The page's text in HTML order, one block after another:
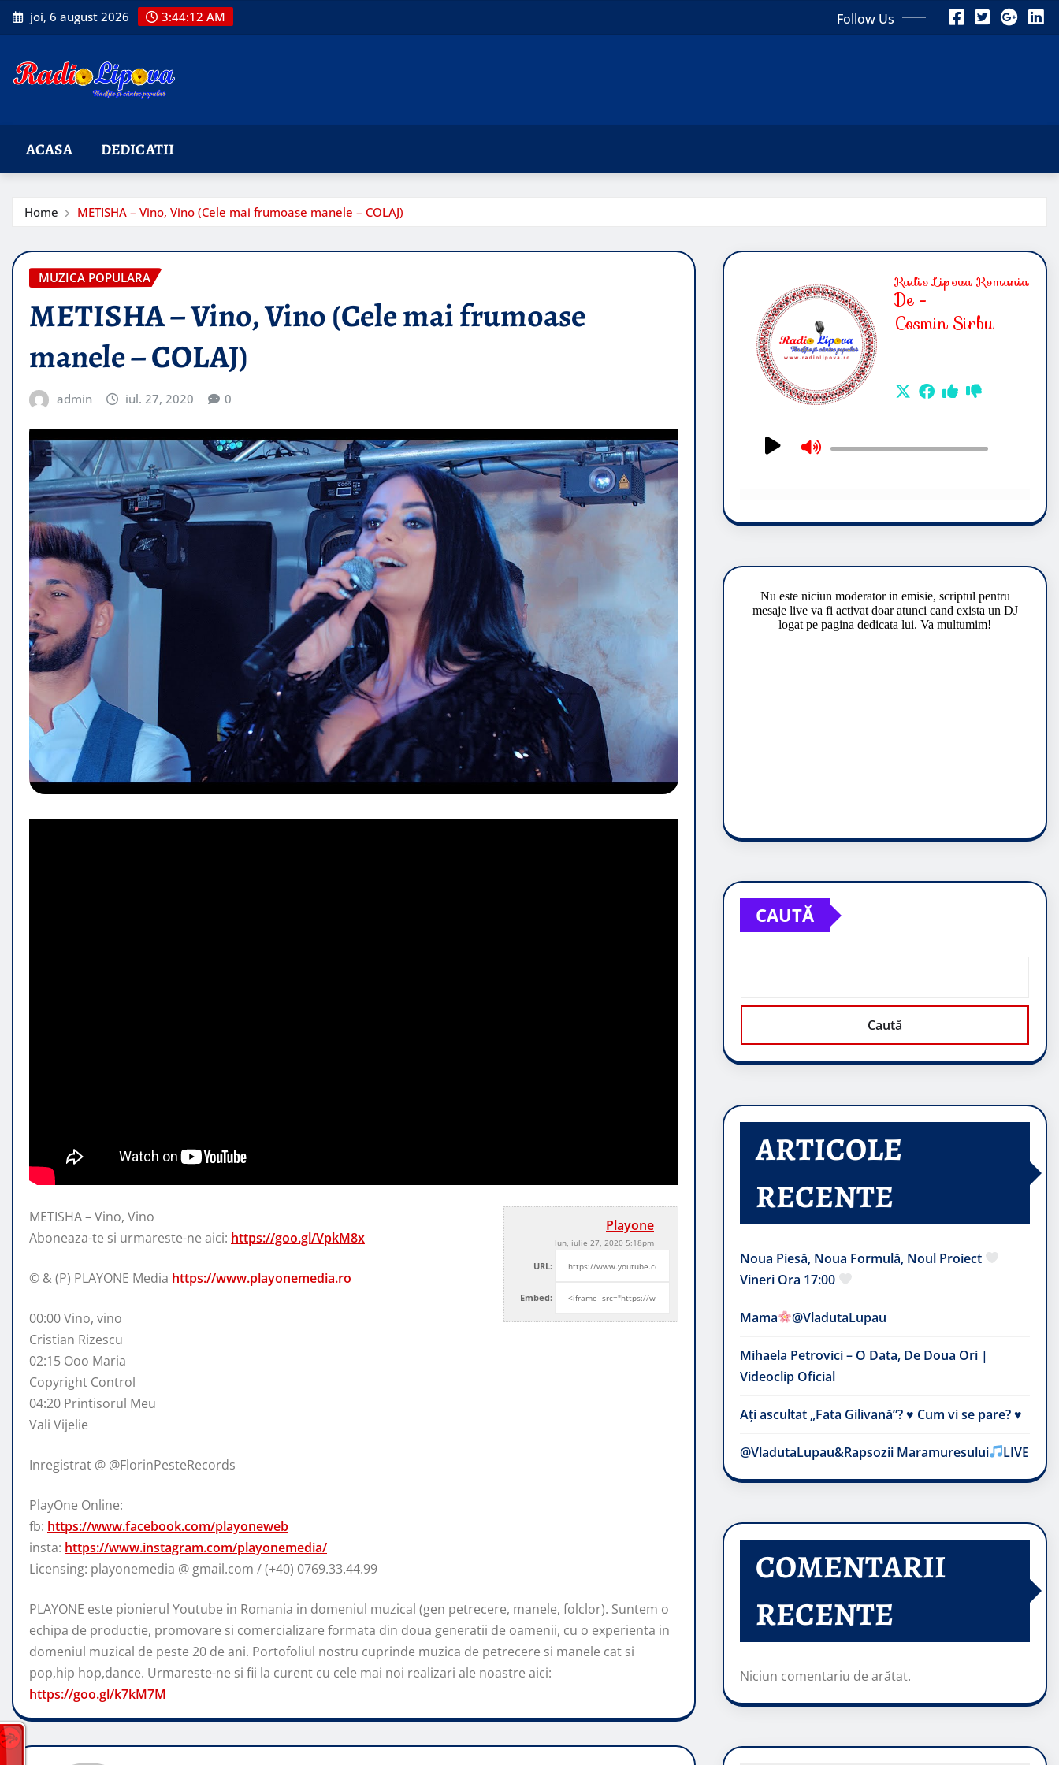
Skip
to
joi, 6 august 2026 3:44:13 AM Follow Us
ACASA DEDICATII
Home METISHA – Vino, Vino (Cele mai frumoase manele – COLAJ)
MUZICA POPULARA
METISHA – Vino, Vino (Cele mai frumoase
manele – COLAJ)
admin iul. 27, 2020 0
Playone
lun, iulie 27, 2020 5:18pm
URL:
Embed:
METISHA – Vino, Vino
Aboneaza-te si urmareste-ne aici: https://goo.gl/VpkM8x
© & (P) PLAYONE Media https://www.playonemedia.ro
00:00 Vino, vino
Cristian Rizescu
02:15 Ooo Maria
Copyright Control
04:20 Printisorul Meu
Vali Vijelie
Inregistrat @ @FlorinPesteRecords
PlayOne Online:
fb: https://www.facebook.com/playoneweb
insta: https://www.instagram.com/playonemedia/
Licensing: playonemedia @ gmail.com / (+40) 0769.33.44.99
PLAYONE este pionierul Youtube in Romania in domeniul muzical (gen petrecere, manele, folclor). Suntem o
echipa de productie, promovare si comercializare formata din doua generatii de oamenii, cu o experienta in
domeniul muzical de peste 20 de ani. Portofoliul nostru cuprinde muzica de petrecere si manele cat si
pop,hip hop,dance. Urmareste-ne si fii la curent cu cele mai noi realizari ale noastre aici:
https://goo.gl/k7kM7M
CAUTĂ
Caută
ARTICOLE
RECENTE
Noua Piesă, Noua Formulă, Noul Proiect
Vineri Ora 17:00
Mama @VladutaLupau
Mihaela Petrovici – O Data, De Doua Ori |
Videoclip Oficial
Ați ascultat „Fata Gilivană”? ♥️ Cum vi se pare? ♥️
@VladutaLupau&Rapsozii Maramuresului LIVE
COMENTARII
RECENTE
Niciun comentariu de arătat.